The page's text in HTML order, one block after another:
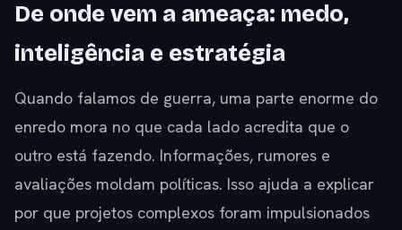
De onde vem a ameaça: medo,
inteligência e estratégia
Quando falamos de guerra, uma parte enorme do
enredo mora no que cada lado acredita que o
outro está fazendo. Informações, rumores e
avaliações moldam políticas. Isso ajuda a explicar
por que projetos complexos foram impulsionados